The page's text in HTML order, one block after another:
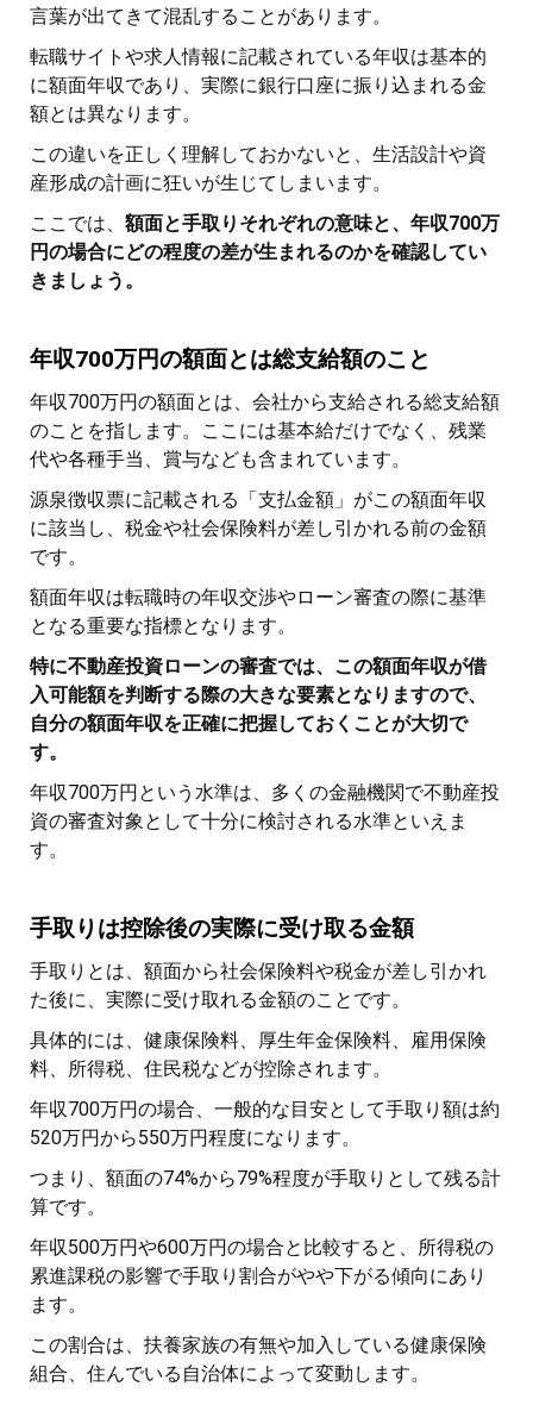
言葉が出てきて混乱することがあります。
転職サイトや求人情報に記載されている年収は基本的
に額面年収であり、実際に銀行口座に振り込まれる金
額とは異なります。
この違いを正しく理解しておかないと、生活設計や資
産形成の計画に狂いが生じてしまいます。
ここでは、 額面と手取りそれぞれの意味と、年収700万
円の場合にどの程度の差が生まれるのかを確認してい
きましょう。
年収700万円の額面とは総支給額のこと
年収700万円の額面とは、会社から支給される総支給額
のことを指します。ここには基本給だけでなく、残業
代や各種手当、賞与なども含まれています。
源泉徴収票に記載される「支払金額」がこの額面年収
に該当し、税金や社会保険料が差し引かれる前の金額
です。
額面年収は転職時の年収交渉やローン審査の際に基準
となる重要な指標となります。
特に不動産投資ローンの審査では、この額面年収が借
入可能額を判断する際の大きな要素となりますので、
自分の額面年収を正確に把握しておくことが大切で
す。
年収700万円という水準は、多くの金融機関で不動産投
資の審査対象として十分に検討される水準といえま
す。
手取りは控除後の実際に受け取る金額
手取りとは、額面から社会保険料や税金が差し引かれ
た後に、実際に受け取れる金額のことです。
具体的には、健康保険料、厚生年金保険料、雇用保険
料、所得税、住民税などが控除されます。
年収700万円の場合、一般的な目安として手取り額は約
520万円から550万円程度になります。
つまり、額面の74%から79%程度が手取りとして残る計
算です。
年収500万円や600万円の場合と比較すると、所得税の
累進課税の影響で手取り割合がやや下がる傾向にあり
ます。
この割合は、扶養家族の有無や加入している健康保険
組合、住んでいる自治体によって変動します。